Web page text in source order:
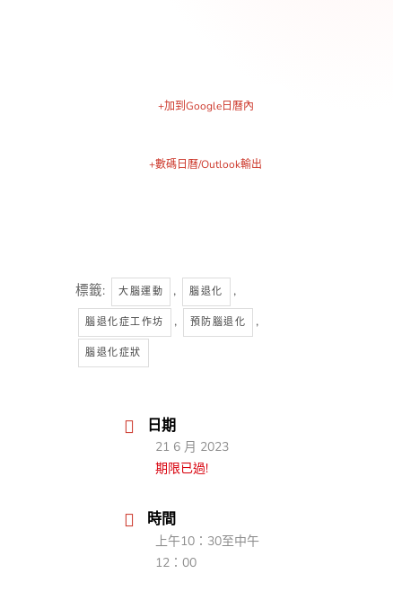
+加到Google日曆內
+數碼日曆/Outlook輸出
標籤: 大腦運動 , 腦退化 ,
腦退化症工作坊 , 預防腦退化 ,
腦退化症狀
日期
21 6 月 2023
期限已過!
時間
上午10：30至中午
12：00